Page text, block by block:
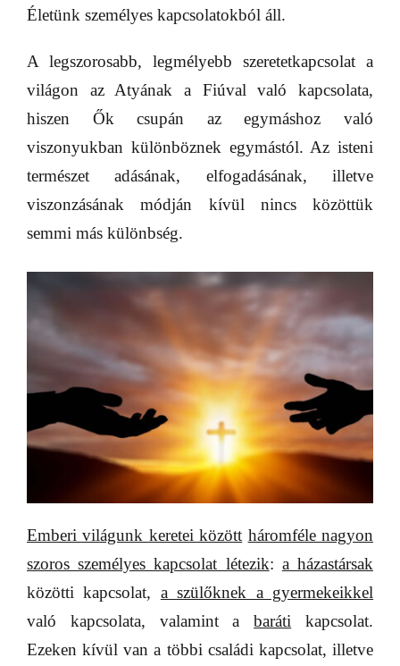
Életünk személyes kapcsolatokból áll.
A legszorosabb, legmélyebb szeretetkapcsolat a
világon az Atyának a Fiúval való kapcsolata,
hiszen Ők csupán az egymáshoz való
viszonyukban különböznek egymástól. Az isteni
természet adásának, elfogadásának, illetve
viszonzásának módján kívül nincs közöttük
semmi más különbség.
Emberi világunk keretei között háromféle nagyon
szoros személyes kapcsolat létezik: a házastársak
közötti kapcsolat, a szülőknek a gyermekeikkel
való kapcsolata, valamint abaráti kapcsolat.
Ezeken kívül van a többi családi kapcsolat, illetve